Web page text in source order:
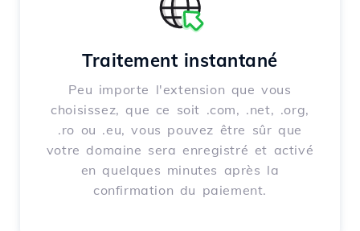
Traitement instantané
Peu importe l'extension que vous
choisissez, que ce soit .com, .net, .org,
.ro ou .eu, vous pouvez être sûr que
votre domaine sera enregistré et activé
en quelques minutes après la
confirmation du paiement.